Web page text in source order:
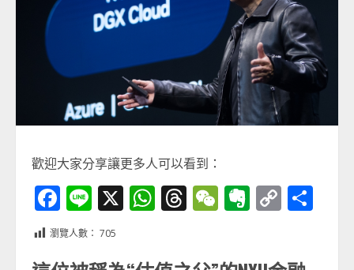
歡迎大家分享讓更多人可以看到：
Facebook
Line
X WhatsApp
Threads
WeChat
Evernote
Copy
瀏覽人數： 705